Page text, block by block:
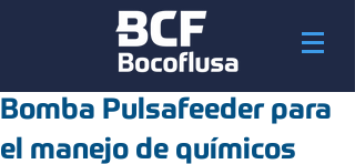
Bomba Pulsafeeder para
el manejo de químicos